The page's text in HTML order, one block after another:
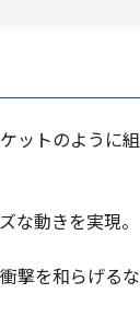
ットのように
な動きを実現。
撃を和らげる